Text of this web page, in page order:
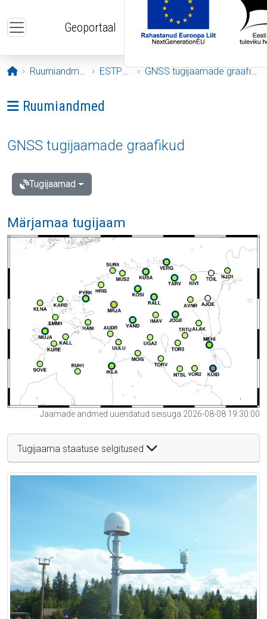
Geoportaal
Avaleht
Ruumiandmed ESTPOS GNSS tugijaamade graafikud
Ava menüü: Ruumiandmed
Ruumiandmed
GNSS tugijaamade graafikud
Tugijaamad
Märjamaa tugijaam
Jaamade andmed uuendatud seisuga 2026-08-08 19:30:00
Tugijaama staatuse selgitused